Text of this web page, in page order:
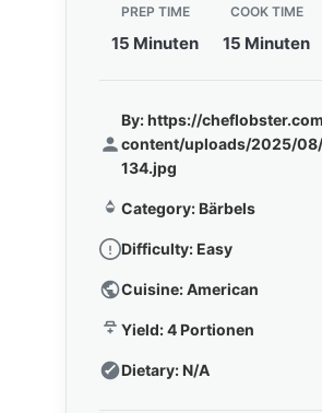
PREP TIME
15 Minuten
COOK TIME
15 Minuten
By:https://
content/uploads/2025/
134.jpg
Category:Bärbels
Difficulty:Easy
Cuisine:American
Yield:4 Portionen
Dietary:N/A